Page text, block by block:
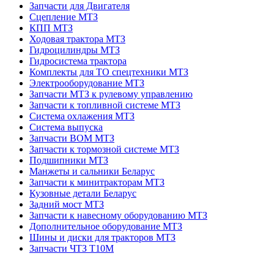
Запчасти для Двигателя
Сцепление МТЗ
КПП МТЗ
Ходовая трактора МТЗ
Гидроцилиндры МТЗ
Гидросистема трактора
Комплекты для ТО спецтехники МТЗ
Электрооборудование МТЗ
Запчасти МТЗ к рулевому управлению
Запчасти к топливной системе МТЗ
Система охлажения МТЗ
Система выпуска
Запчасти ВОМ МТЗ
Запчасти к тормозной системе МТЗ
Подшипники МТЗ
Манжеты и сальники Беларус
Запчасти к минитракторам МТЗ
Кузовные детали Беларус
Задний мост МТЗ
Запчасти к навесному оборудованию МТЗ
Дополнительное оборудование МТЗ
Шины и диски для тракторов МТЗ
Запчасти ЧТЗ Т10М